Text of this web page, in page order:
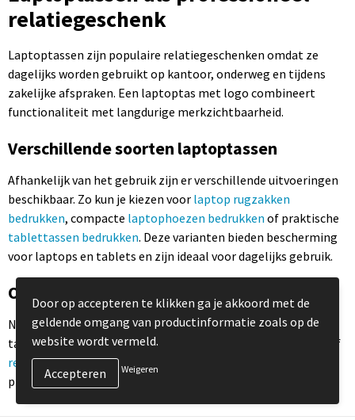
relatiegeschenk
Laptoptassen zijn populaire relatiegeschenken omdat ze
dagelijks worden gebruikt op kantoor, onderweg en tijdens
zakelijke afspraken. Een laptoptas met logo combineert
functionaliteit met langdurige merkzichtbaarheid.
Verschillende soorten laptoptassen
Afhankelijk van het gebruik zijn er verschillende uitvoeringen
beschikbaar. Zo kun je kiezen voor laptop rugzakken
bedrukken, compacte laptophoezen bedrukken of praktische
tablettassen bedrukken. Deze varianten bieden bescherming
voor laptops en tablets en zijn ideaal voor dagelijks gebruik.
Ontdek ook andere bedrukte tassen
Naast laptoptassen kun je ook kiezen voor andere soorten
tassen zoalsrugzakken bedrukken
of
reistassen bedrukken. Deze tassen zijn eveneens geschikt als
praktisch relatiegeschenk met logo.
Door op accepteren te klikken ga je akkoord met de
geldende omgang van productinformatie zoals op de
website wordt vermeld.
Weigeren